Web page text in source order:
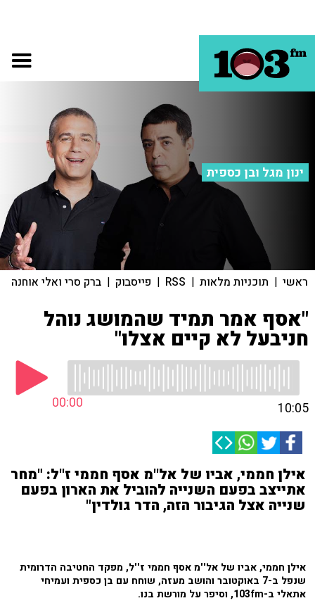
ינון מגל ובן כספית
ראשי | תוכניות מלאות |
RSS
| פייסבוק | ברק סרי ואלי אוחנה
"אסף אמר תמיד שהמושג נוהל
חניבעל לא קיים אצלו"
00:00 10:05
אילן חממי, אביו של אל''מ אסף חממי ז''ל: "מחר
אתייצב בפעם השנייה להוביל את הארון בפעם
שנייה אצל הגיבור הזה, הדר גולדין"
אילן חממי, אביו של אל''מ אסף חממי ז''ל, מפקד החטיבה הדרומית
שנפל ב-7 באוקטובר והושב מעזה, שוחח עם בן כספית ועמיחי
אתאלי ב-103fm, וסיפר על מורשת בנו.